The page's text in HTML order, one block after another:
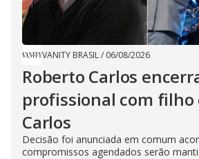
VANITY BRASIL/ 06/08/2026
Roberto Carlos
profissional com filho
Carlos
Decisão foi anunciada em comum
compromissos agendados serão